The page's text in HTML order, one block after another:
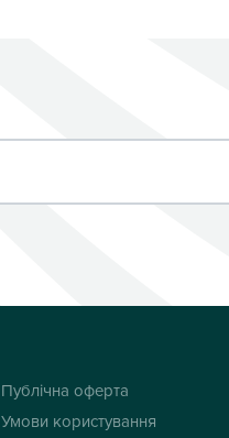
Публічна оферта
Умови користування